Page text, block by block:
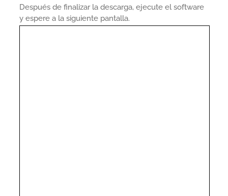
Después de finalizar la descarga, ejecute el software
y espere a la siguiente pantalla.